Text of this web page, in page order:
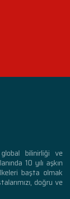
bilinirliği ve
10 yılı aşkın
başta olmak
doğru ve